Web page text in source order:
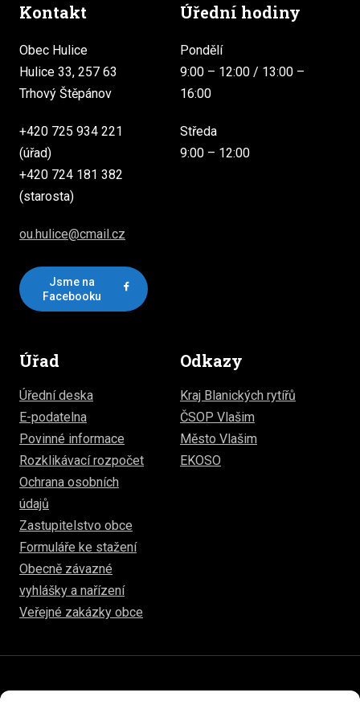
Kontakt
Obec Hulice
Hulice 33, 257 63
Trhový Štěpánov
+420 725 934 221
(úřad)
+420 724 181 382
(starosta)
ou.hulice@cmail.cz
Jsme na
Facebooku
Úřední hodiny
Pondělí
9:00 – 12:00 / 13:00 –
16:00
Středa
9:00 – 12:00
Úřad
Úřední deska
E-podatelna
Povinné informace
Rozklikávací rozpočet
Ochrana osobních
údajů
Zastupitelstvo obce
Formuláře ke stažení
Obecně závazné
vyhlášky a nařízení
Veřejné zakázky obce
Odkazy
Kraj Blanických rytířů
ČSOP Vlašim
Město Vlašim
EKOSO